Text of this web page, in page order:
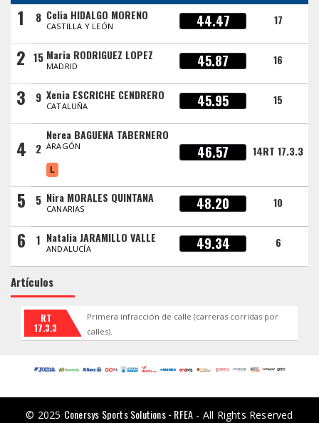
1 8 Celia HIDALGO MORENO
CASTILLA Y LEÓN 44.47 17
2 15 Maria RODRIGUEZ LOPEZ
MADRID 45.87 16
3 9 Xenia ESCRICHE CENDRERO
CATALUÑA 45.95 15
4 2
Nerea BAGUENA TABERNERO
ARAGÓN
L
46.57 14RT 17.3.3
5 5 Nira MORALES QUINTANA
CANARIAS 48.20 10
6 1 Natalia JARAMILLO VALLE
ANDALUCÍA 49.34 6
Artículos
RT
17.3.3
Primera infracción de calle (carreras corridas por
calles).
© 2025 Conersys Sports Solutions - RFEA - All Rights Reserved